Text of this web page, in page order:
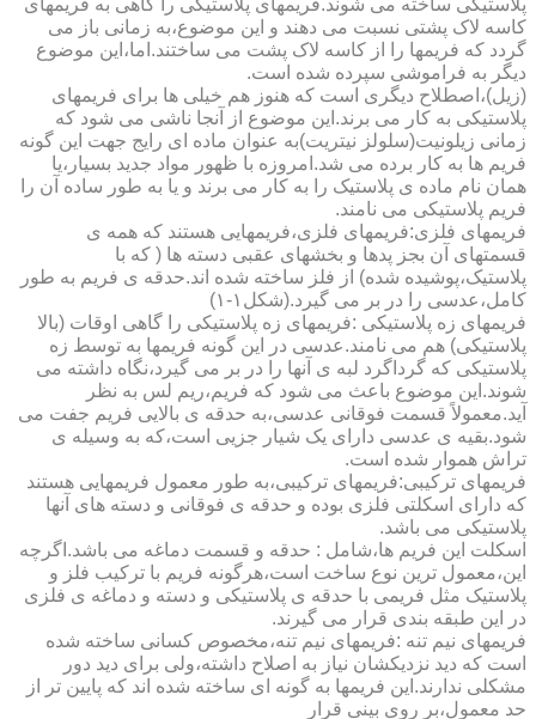
پلاستیکی ساخته می شوند.فریمهای پلاستیکی را گاهی به فریمهای
کاسه لاک پشتی نسبت می دهند و این موضوع،به زمانی باز می
گردد که فریمها را از کاسه لاک پشت می ساختند.اما،این موضوع
دیگر به فراموشی سپرده شده است.
(زیل)،اصطلاح دیگری است که هنوز هم خیلی ها برای فریمهای
پلاستیکی به کار می برند.این موضوع از آنجا ناشی می شود که
زمانی زیلونیت(سلولز نیتریت)به عنوان ماده ای رایج جهت این گونه
فریم ها به کار برده می شد.امروزه با ظهور مواد جدید بسیار،یا
همان نام ماده ی پلاستیک را به کار می برند و یا به طور ساده آن را
فریم پلاستیکی می نامند.
فریمهای فلزی:فریمهای فلزی،فریمهایی هستند که همه ی
قسمتهای آن بجز پدها و بخشهای عقبی دسته ها ( که با
پلاستیک،پوشیده شده) از فلز ساخته شده اند.حدقه ی فریم به طور
کامل،عدسی را در بر می گیرد.(شکل۱-۱)
فریمهای زه پلاستیکی :فریمهای زه پلاستیکی را گاهی اوقات (بالا
پلاستیکی) هم می نامند.عدسی در این گونه فریمها به توسط زه
پلاستیکی که گرداگرد لبه ی آنها را در بر می گیرد،نگاه داشته می
شوند.این موضوع باعث می شود که فریم،ریم لس به نظر
آید.معمولاً قسمت فوقانی عدسی،به حدقه ی بالایی فریم جفت می
شود.بقیه ی عدسی دارای یک شیار جزیی است،که به وسیله ی
تراش هموار شده است.
فریمهای ترکیبی:فریمهای ترکیبی،به طور معمول فریمهایی هستند
که دارای اسکلتی فلزی بوده و حدقه ی فوقانی و دسته های آنها
پلاستیکی می باشد.
اسکلت این فریم ها،شامل : حدقه و قسمت دماغه می باشد.اگرچه
این،معمول ترین نوع ساخت است،هرگونه فریم با ترکیب فلز و
پلاستیک مثل فریمی با حدقه ی پلاستیکی و دسته و دماغه ی فلزی
در این طبقه بندی قرار می گیرند.
فریمهای نیم تنه :فریمهای نیم تنه،مخصوص کسانی ساخته شده
است که دید نزدیکشان نیاز به اصلاح داشته،ولی برای دید دور
مشکلی ندارند.این فریمها به گونه ای ساخته شده اند که پایین تر از
حد معمول،بر روی بینی قرار